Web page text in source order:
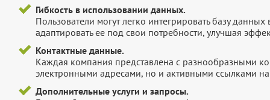
Гибкость в использовании данных.
Пользователи могут легко интегрировать базу
адаптировать ее под свои потребности, улучшая
Контактные данные.
Каждая компания представлена с разнообразными
электронными адресами, но и активными ссылками
Дополнительные услуги и запросы.